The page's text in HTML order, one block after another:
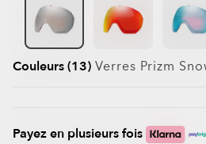
Couleurs (13) Verres Prizm
Payez en plusieurs fois